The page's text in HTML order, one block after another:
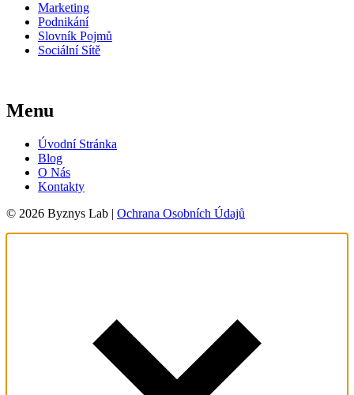
Marketing
Podnikání
Slovník Pojmů
Sociální Sítě
Menu
Úvodní Stránka
Blog
O Nás
Kontakty
© 2026 Byznys Lab | Ochrana Osobních Údajů